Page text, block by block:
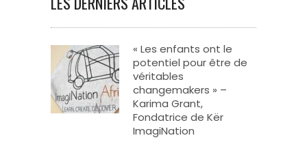
« Les enfants ont le
potentiel pour être de
véritables
changemakers » –
Karima Grant,
Fondatrice de Kër
ImagiNation